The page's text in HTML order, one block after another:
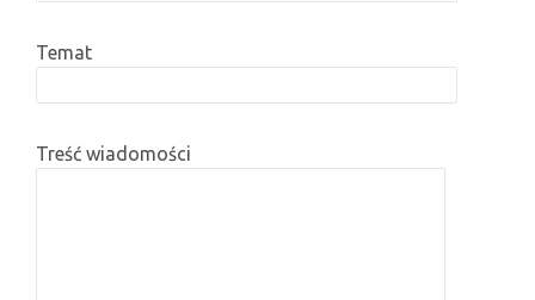
Temat
Treść wiadomości